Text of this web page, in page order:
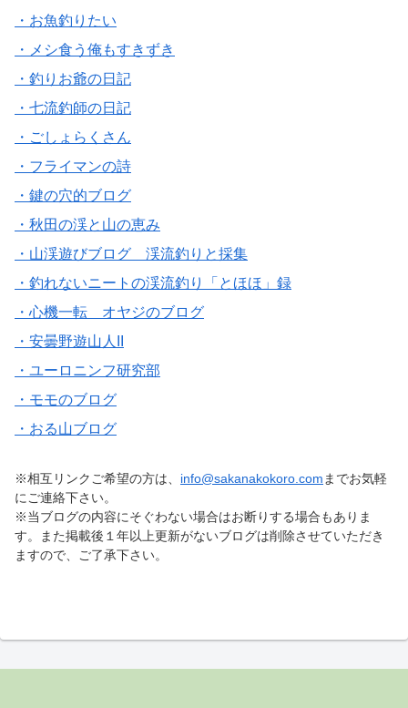
・お魚釣りたい
・メシ食う俺もすきずき
・釣りお爺の日記
・七流釣師の日記
・ごしょらくさん
・フライマンの詩
・鍵の穴的ブログ
・秋田の渓と山の恵み
・山渓遊びブログ 渓流釣りと採集
・釣れないニートの渓流釣り「とほほ」録
・心機一転 オヤジのブログ
・安曇野遊山人II
・ユーロニンフ研究部
・モモのブログ
・おる山ブログ
※相互リンクご希望の方は、 info@sakanakokoro.com までお気軽
にご連絡下さい。
※当ブログの内容にそぐわない場合はお断りする場合もありま
す。また掲載後１年以上更新がないブログは削除させていただき
ますので、ご了承下さい。